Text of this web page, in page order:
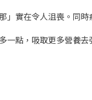
」實在令人沮喪。同
一點，吸取更多營養去